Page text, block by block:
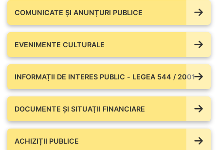
COMUNICATE ŞI ANUNȚURI PUBLICE
EVENIMENTE CULTURALE
INFORMAȚII DE INTERES PUBLIC - LEGEA 544 / 2001
DOCUMENTE ŞI SITUAŢII FINANCIARE
ACHIZIȚII PUBLICE